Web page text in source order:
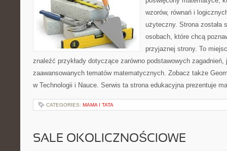
wzorów, równań i
użyteczny. Strona została
osobach, które chcą
przyjaznej strony. To
znaleźć przykłady dotyczące zarówno podstawowych zagadnień,
zaawansowanych tematów matematycznych. Zobacz także
w Technologii i Nauce. Serwis ta strona edukacyjna prezentuje
CATEGORIES: MAMA I TATA
SALE OKOLICZNOŚCIOWE